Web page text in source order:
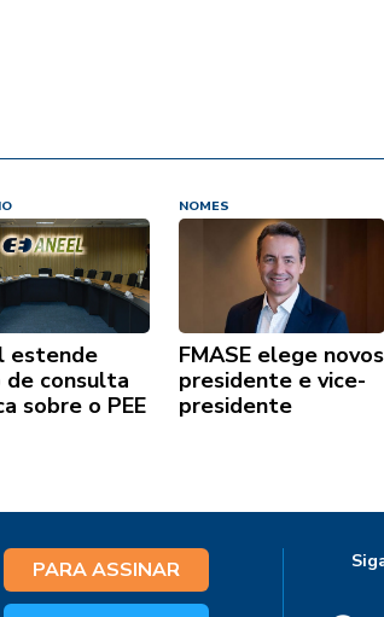
estende
de consulta
sobre o PEE
NOMES
FMASE elege novos
presidente e vice-
presidente
PARA ASSINAR